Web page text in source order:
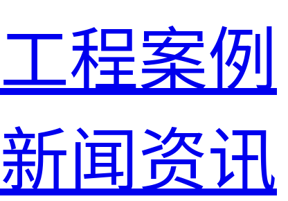
工程案例
新闻资讯